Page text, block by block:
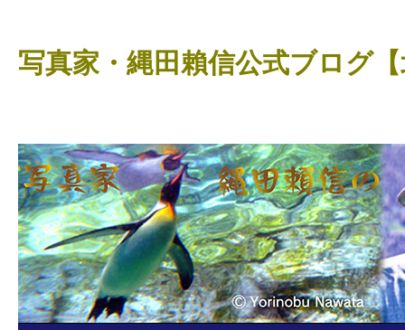
テ
ン
ッ
プ
写真家・縄田賴信公式ブログ